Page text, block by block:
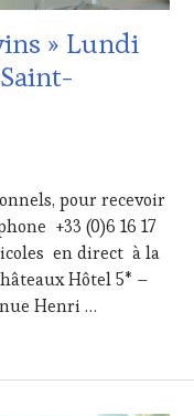
» Lundi
pour recevoir
+33 (0)6 16 17
en direct à la
Hôtel 5* –
Henri …
Sylvins » Lundi 27